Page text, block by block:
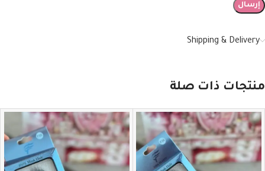
Shipping & Delivery
منتجات ذات صلة